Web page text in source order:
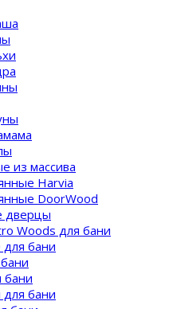
из массива
Harvia
DoorWood
дверцы
Woods для бани
для бани
бани
бани